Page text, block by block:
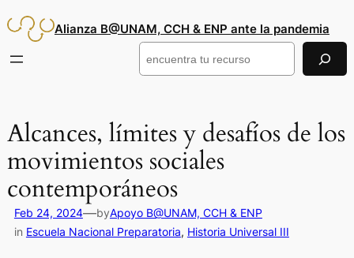
al
Alianza B@UNAM, CCH & ENP ante la pandemia
Buscar
Alcances, límites y desafíos de los
movimientos sociales
contemporáneos
Feb 24, 2024—byApoyo B@UNAM, CCH & ENP
in Escuela Nacional Preparatoria, Historia Universal III